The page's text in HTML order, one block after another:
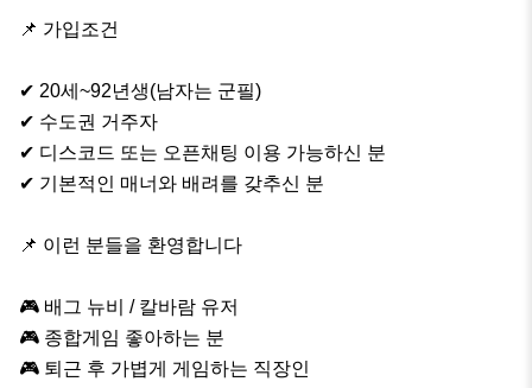
📌 가입조건
✔ 20세~92년생(남자는 군필)
✔ 수도권 거주자
✔ 디스코드 또는 오픈채팅 이용 가능하신 분
✔ 기본적인 매너와 배려를 갖추신 분
📌 이런 분들을 환영합니다
🎮 배그 뉴비 / 칼바람 유저
🎮 종합게임 좋아하는 분
🎮 퇴근 후 가볍게 게임하는 직장인